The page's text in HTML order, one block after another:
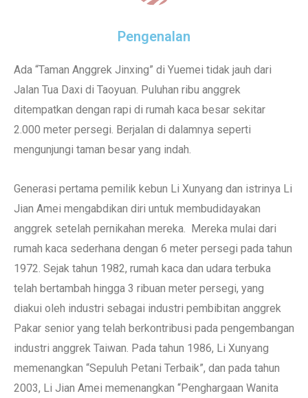
Pengenalan
Ada “Taman Anggrek Jinxing” di Yuemei tidak jauh dari
Jalan Tua Daxi di Taoyuan. Puluhan ribu anggrek
ditempatkan dengan rapi di rumah kaca besar sekitar
2.000 meter persegi. Berjalan di dalamnya seperti
mengunjungi taman besar yang indah.
Generasi pertama pemilik kebun Li Xunyang dan istrinya Li
Jian Amei mengabdikan diri untuk membudidayakan
anggrek setelah pernikahan mereka. Mereka mulai dari
rumah kaca sederhana dengan 6 meter persegi pada tahun
1972. Sejak tahun 1982, rumah kaca dan udara terbuka
telah bertambah hingga 3 ribuan meter persegi, yang
diakui oleh industri sebagai industri pembibitan anggrek
Pakar senior yang telah berkontribusi pada pengembangan
industri anggrek Taiwan. Pada tahun 1986, Li Xunyang
memenangkan “Sepuluh Petani Terbaik”, dan pada tahun
2003, Li Jian Amei memenangkan “Penghargaan Wanita